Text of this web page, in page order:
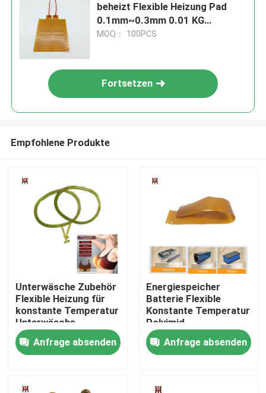
Haus
Produkte
beheizt Flexible Heizung Pad
0.1mm~0.3mm 0.01 KG
angepasst
MOQ： 100PCS
Fortsetzen
Empfohlene Produkte
Unterwäsche Zubehör
Flexible Heizung für
konstante Temperatur
Unterwäsche
Anfrage absenden
Energiespeicher
Batterie Flexible
Konstante Temperatur
Polyimid
Heizungselement
Anfrage absenden